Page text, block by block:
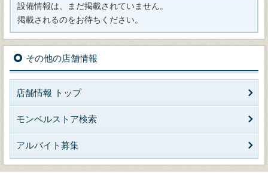
設備情報は、まだ掲載されていません。
掲載されるのをお待ちください。
その他の店舗情報
店舗情報 トップ
モンベルストア検索
アルバイト募集